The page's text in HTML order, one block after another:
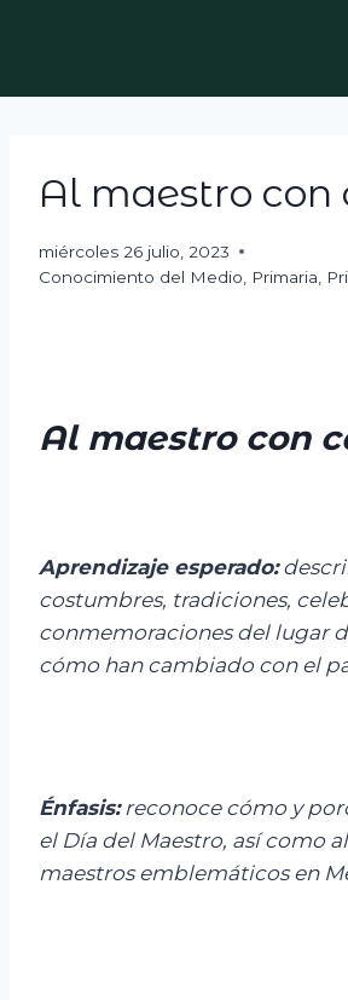
Al maestro con
miércoles 26 julio, 2023
Conocimiento del Medio
Primaria
Al maestro con
Aprendizaje esperado:
costumbres, tradiciones,
conmemoraciones del lugar
cómo han cambiado con el
Énfasis:reconoce cómo y
el Día del Maestro, así como
maestros emblemáticos en